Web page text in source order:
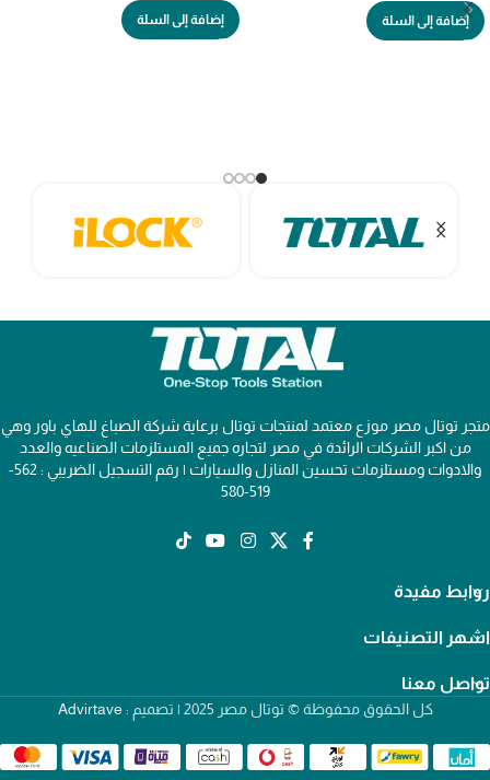
إضافة إلى السلة إضافة إلى السلة
متجر توتال مصر موزع معتمد لمنتجات توتال برعاية شركة الصباغ للهاي باور وهي
من اكبر الشركات الرائدة في مصر لتجاره جميع المستلزمات الصناعيه والعدد
والادوات ومستلزمات تحسين المنازل والسيارات | رقم التسجيل الضريبي : 562-
519-580
روابط مفيدة
اشهر التصنيفات
تواصل معنا
كل الحقوق محفوظة © توتال مصر 2025 | تصميم : Advirtave